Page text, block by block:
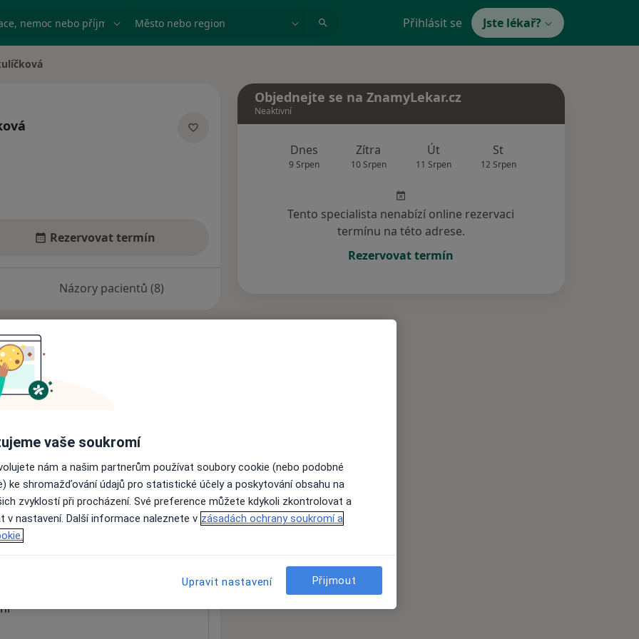
nemoc nebo příjmení Město nebo region Přihlásit se Jste lékař?
Rezervovat termín
Názory pacientů (8)
nejsou k dispozici
informace o svých službách.
Objednejte se na ZnamyLekar.cz
Neaktivní
Dnes
9 Srpen
Zítra
10 Srpen
Út
11 Srpen
St
12 Srpen
Tento specialista nenabízí online rezervaci
termínu na této adrese.
Rezervovat termín
vaše soukromí
nám a našim partnerům používat soubory cookie (nebo podobné
ke shromažďování údajů pro statistické účely a poskytování obsahu na
zvyklostí při procházení. Své preference můžete kdykoli zkontrolovat a
v nastavení. Další informace naleznete v zásadách ochrany soukromí a
Upravit nastavení Přijmout